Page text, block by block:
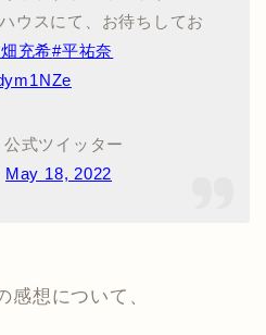
ウスにて、お待ちしてお
充希#平祐奈
式ツイッター
May 18, 2022
感想について、